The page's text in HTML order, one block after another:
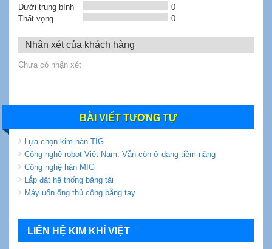
Dưới trung bình
0
Thất vọng
0
Nhận xét của khách hàng
Chưa có nhận xét
BÀI VIẾT TƯƠNG TỰ
Lựa chọn kim hàn TIG
Công nghệ robot Việt Nam: Vẫn còn ở dạng tiềm năng
Công nghệ hàn MIG
Lắp đặt hệ thống băng tải
Máy uốn ống thủ công bằng tay
LIÊN HỆ KIM KHÍ VIỆT